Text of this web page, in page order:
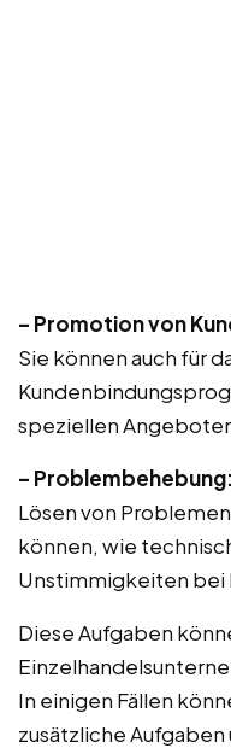
– Promotion von
Sie können auch für
speziellen
– Problembehebung:
Lösen von
können, wie
Unstimmigkeiten bei
Diese Aufgaben
In einigen Fällen
zusätzliche